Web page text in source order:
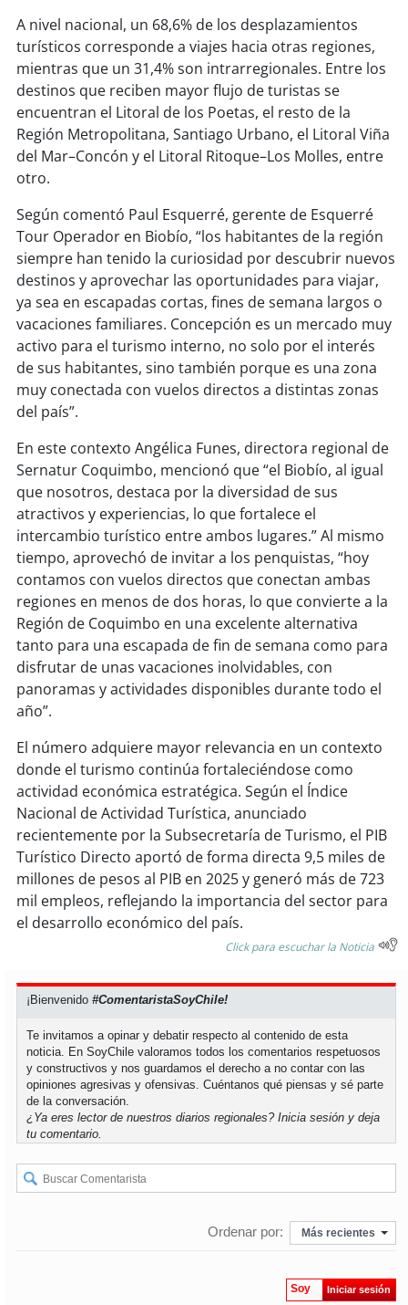
soy quillota
soy sanantonio
soychillán
soysancarlos
soyconcepción
soycoronel
soyarauco
soytemuco
soyvaldivia
soyosorno
soypuertomontt
soy chiloé
A nivel nacional, un 68,6% de los desplazamientos
turísticos corresponde a viajes hacia otras regiones,
mientras que un 31,4% son intrarregionales. Entre los
destinos que reciben mayor flujo de turistas se
encuentran el Litoral de los Poetas, el resto de la
Región Metropolitana, Santiago Urbano, el Litoral Viña
del Mar–Concón y el Litoral Ritoque–Los Molles, entre
otro.
Según comentó Paul Esquerré, gerente de Esquerré
Tour Operador en Biobío, “los habitantes de la región
siempre han tenido la curiosidad por descubrir nuevos
destinos y aprovechar las oportunidades para viajar,
ya sea en escapadas cortas, fines de semana largos o
vacaciones familiares. Concepción es un mercado muy
activo para el turismo interno, no solo por el interés
de sus habitantes, sino también porque es una zona
muy conectada con vuelos directos a distintas zonas
del país”.
En este contexto Angélica Funes, directora regional de
Sernatur Coquimbo, mencionó que “el Biobío, al igual
que nosotros, destaca por la diversidad de sus
atractivos y experiencias, lo que fortalece el
intercambio turístico entre ambos lugares.” Al mismo
tiempo, aprovechó de invitar a los penquistas, “hoy
contamos con vuelos directos que conectan ambas
regiones en menos de dos horas, lo que convierte a la
Región de Coquimbo en una excelente alternativa
tanto para una escapada de fin de semana como para
disfrutar de unas vacaciones inolvidables, con
panoramas y actividades disponibles durante todo el
año”.
El número adquiere mayor relevancia en un contexto
donde el turismo continúa fortaleciéndose como
actividad económica estratégica. Según el Índice
Nacional de Actividad Turística, anunciado
recientemente por la Subsecretaría de Turismo, el PIB
Turístico Directo aportó de forma directa 9,5 miles de
millones de pesos al PIB en 2025 y generó más de 723
mil empleos, reflejando la importancia del sector para
el desarrollo económico del país.
Click para escuchar la Noticia
¡Bienvenido#ComentaristaSoyChile!
Te invitamos a opinar y debatir respecto al contenido de esta
noticia. En SoyChile valoramos todos los comentarios respetuosos
y constructivos y nos guardamos el derecho a no contar con las
opiniones agresivas y ofensivas. Cuéntanos qué piensas y sé parte
de la conversación.
¿Ya eres lector de nuestros diarios regionales?Inicia sesión y deja
tu comentario.
Ordenar por: Más recientes
Soy Iniciar sesión